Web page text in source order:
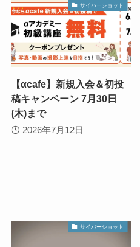
サイバーショット
【αcafe】新規入会＆初投
稿キャンペーン 7月30日
(木)まで
2026年7月12日
サイバーショット